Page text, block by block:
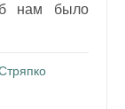
нам было